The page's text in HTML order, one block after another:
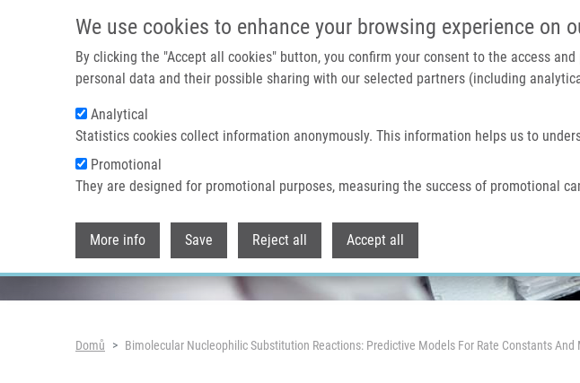
We use cookies to enhance your browsing experience on
By clicking the "Accept all cookies" button, you confirm your consent to the access
personal data and their possible sharing with our selected partners (including
Analytical
Statistics cookies collect information anonymously. This information helps us to
Promotional
They are designed for promotional purposes, measuring the success of promotional
More info Save Reject all Accept all
Domů
Header image
Drobečková navigace
Domů Bimolecular Nucleophilic Substitution Reactions: Predictive Models For Rate Constants